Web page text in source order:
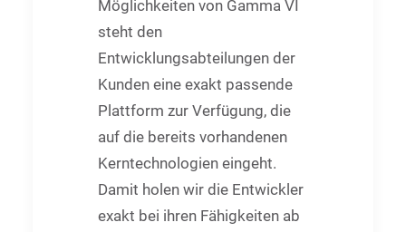
Möglichkeiten von Gamma VI
steht den
Entwicklungsabteilungen der
Kunden eine exakt passende
Plattform zur Verfügung, die
auf die bereits vorhandenen
Kerntechnologien eingeht.
Damit holen wir die Entwickler
exakt bei ihren Fähigkeiten ab